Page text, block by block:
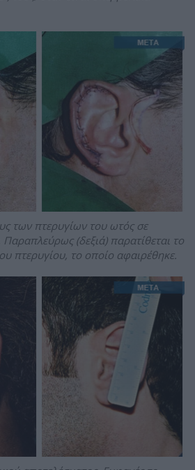
των πτερυγίων του ωτός σε
Παραπλεύρως (δεξιά) παρατίθεται το
πτερυγίου, το οποίο αφαιρέθηκε.